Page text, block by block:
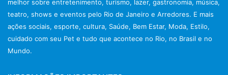
melhor sobre entretenimento, turismo, lazer, gastronomia, música,
teatro, shows e eventos pelo Rio de Janeiro e Arredores. E mais
ações sociais, esporte, cultura, Saúde, Bem Estar, Moda, Estilo,
cuidado com seu Pet e tudo que acontece no Rio, no Brasil e no
Mundo.